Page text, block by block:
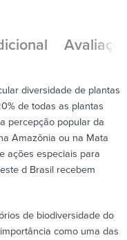
diversidade de plantas
de todas as plantas
percepção popular da
Amazônia ou na Mata
ações especiais para
d Brasil recebem
de biodiversidade do
como uma das